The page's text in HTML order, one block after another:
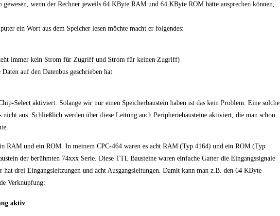
wenn der Rechner jeweils 64 KByte RAM und 64 KByte ROM hätte ansprechen können,
ein Wort aus dem Speicher lesen möchte macht er folgendes:
immer kein Strom für Zugriff und Strom für keinen Zugriff)
auf den Datenbus geschrieben hat
Select aktiviert. Solange wir nur einen Speicherbaustein haben ist das kein Problem. Eine solche
aus. Schließlich werden über diese Leitung auch Peripheriebausteine aktiviert, die man schon
RAM und ein ROM. In meinem CPC-464 waren es acht RAM (Typ 4164) und ein ROM (Typ
der berühmten 74xxx Serie. Diese TTL Bausteine waren einfache Gatter die Eingangssignale
drei Eingangsleitzungen und acht Ausgangsleitungen. Damit kann man z.B. den 64 KByte
Verknüpfung:
aktiv